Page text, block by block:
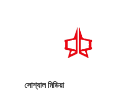
সোশ্যাল মিডিয়া